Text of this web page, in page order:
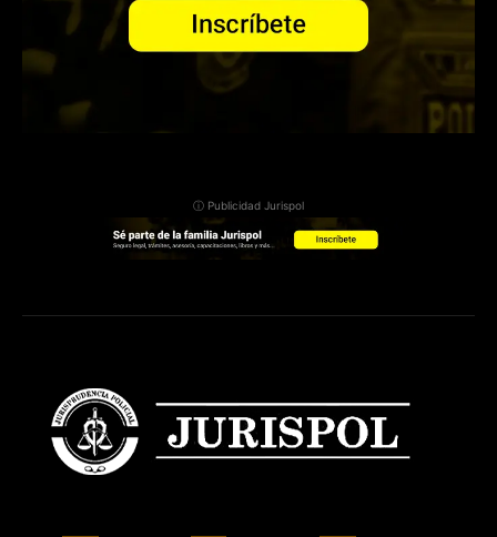
ⓘ Publicidad Jurispol